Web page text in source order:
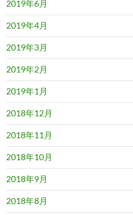
2019年6月
2019年4月
2019年3月
2019年2月
2019年1月
2018年12月
2018年11月
2018年10月
2018年9月
2018年8月